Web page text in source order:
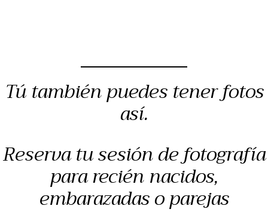
Tú también puedes tener fotos
así.
Reserva tu sesión de fotografía
para recién nacidos,
embarazadas o parejas